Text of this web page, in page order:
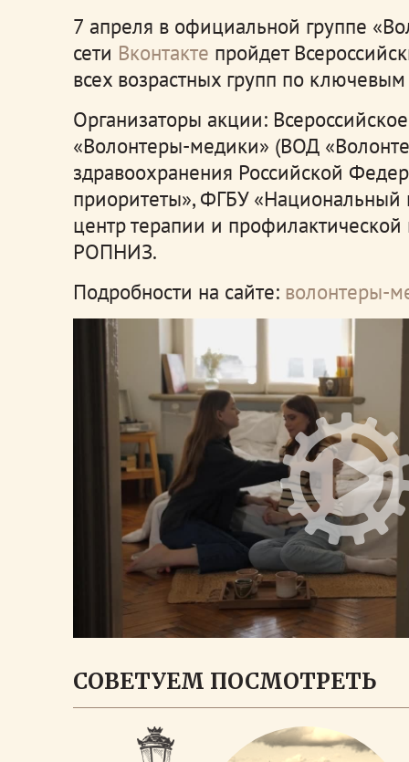
7 апреля в официальной группе
сети Вконтакте пройдет
всех возрастных групп по
Организаторы акции:
«Волонтеры-медики» (ВОД
здравоохранения Российской
приоритеты», ФГБУ «Национальный
центр терапии и
РОПНИЗ.
Подробности на сайте: волонтеры-
Видеоплеер
СОВЕТУЕМ ПОСМОТРЕТЬ